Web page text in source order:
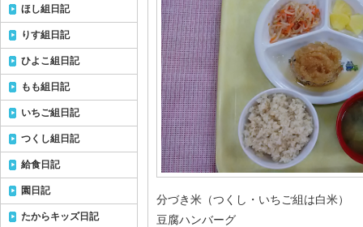
分づき米（つくし・いちご組は白米）
豆腐ハンバーグ
ほし組日記
りす組日記
ひよこ組日記
もも組日記
いちご組日記
つくし組日記
給食日記
園日記
たからキッズ日記